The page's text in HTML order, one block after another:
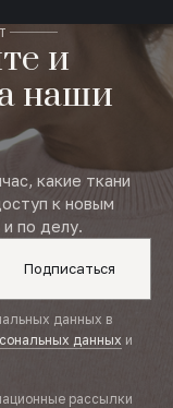
и
наши
какие ткани
к новым
по делу.
Подписаться
данных в
данных и
рассылки